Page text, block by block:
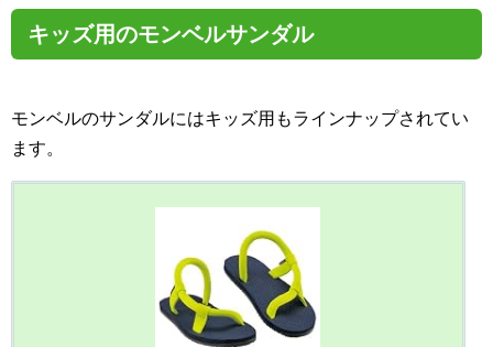
キッズ用のモンベルサンダル
モンベルのサンダルにはキッズ用もラインナップされてい
ます。